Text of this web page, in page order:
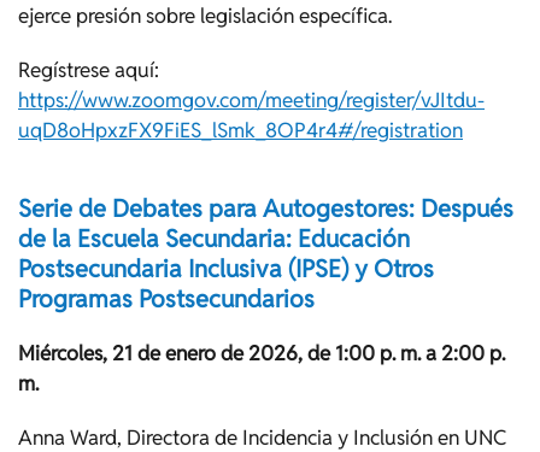
ejerce presión sobre legislación específica.
Regístrese aquí:
https://www.zoomgov.com/meeting/register/vJItdu-
uqD8oHpxzFX9FiES_lSmk_8OP4r4#/registration
Serie de Debates para Autogestores: Después
de la Escuela Secundaria: Educación
Postsecundaria Inclusiva (IPSE) y Otros
Programas Postsecundarios
Miércoles, 21 de enero de 2026, de 1:00 p. m. a 2:00 p.
m.
Anna Ward, Directora de Incidencia y Inclusión en UNC